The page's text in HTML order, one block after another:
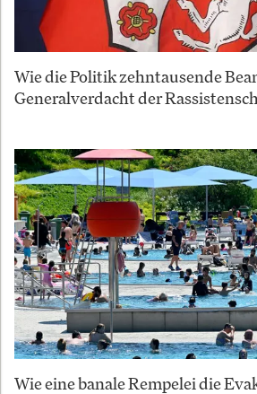
Wie die Politik zehntausende
Generalverdacht der
Wie eine banale Rempelei die